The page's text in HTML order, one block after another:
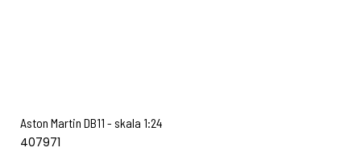
Aston Martin DB11 - skala 1:24
407971